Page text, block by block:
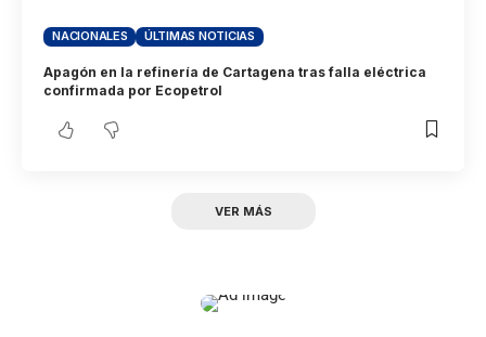
NACIONALES ÚLTIMAS NOTICIAS
Apagón en la refinería de Cartagena tras falla eléctrica
confirmada por Ecopetrol
VER MÁS